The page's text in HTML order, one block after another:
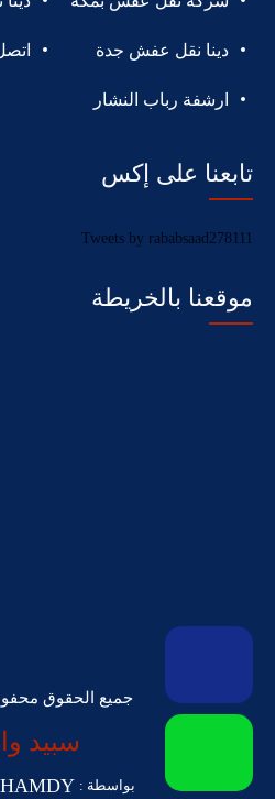
دينا نقل عفش جدة
ارشفة رباب النشار
تابعنا على إكس
Tweets by rababsaad278111
موقعنا بالخريطة
جميع الحقوق
سبيد
بواسطة :